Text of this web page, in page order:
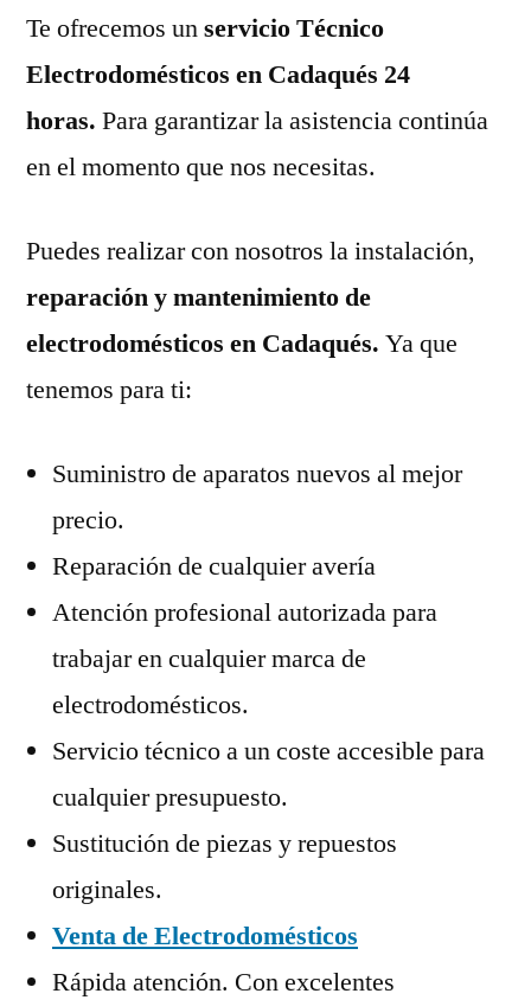
Te ofrecemos unservicio Técnico
Electrodomésticos en Cadaqués 24
horas. Para garantizar la asistencia continúa
en el momento que nos necesitas.
Puedes realizar con nosotros la instalación,
reparación y mantenimiento de
electrodomésticos en Cadaqués. Ya que
tenemos para ti:
Suministro de aparatos nuevos al mejor
precio.
Reparación de cualquier avería
Atención profesional autorizada para
trabajar en cualquier marca de
electrodomésticos.
Servicio técnico a un coste accesible para
cualquier presupuesto.
Sustitución de piezas y repuestos
originales.
Venta de Electrodomésticos
Rápida atención. Con excelentes